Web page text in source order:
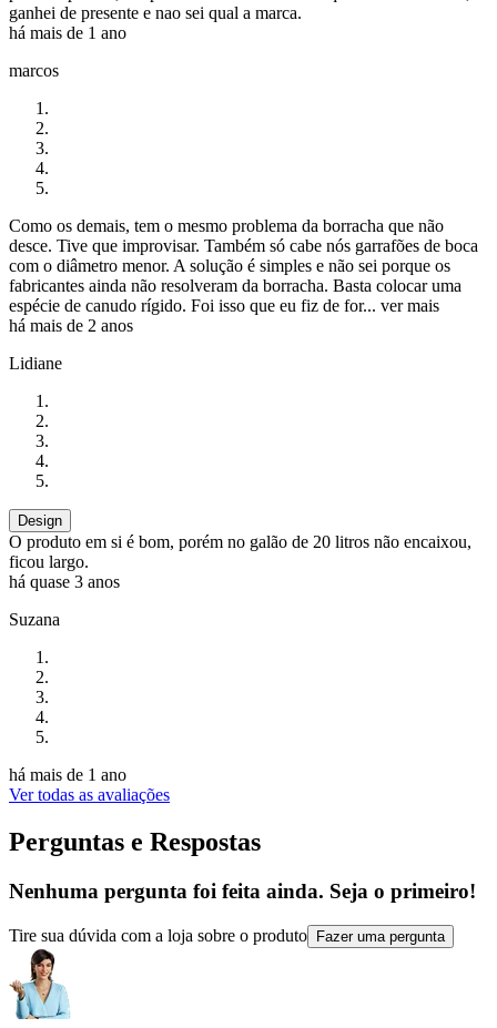
ganhei de presente e nao sei qual a marca.
há mais de 1 ano
marcos
Como os demais, tem o mesmo problema da borracha que não
desce. Tive que improvisar. Também só cabe nós garrafões de boca
com o diâmetro menor. A solução é simples e não sei porque os
fabricantes ainda não resolveram da borracha. Basta colocar uma
espécie de canudo rígido. Foi isso que eu fiz de for... ver mais
há mais de 2 anos
Lidiane
Design
O produto em si é bom, porém no galão de 20 litros não encaixou,
ficou largo.
há quase 3 anos
Suzana
há mais de 1 ano
Ver todas as avaliações
Perguntas e Respostas
Nenhuma pergunta foi feita ainda. Seja o primeiro!
Tire sua dúvida com a loja sobre o produto Fazer uma pergunta